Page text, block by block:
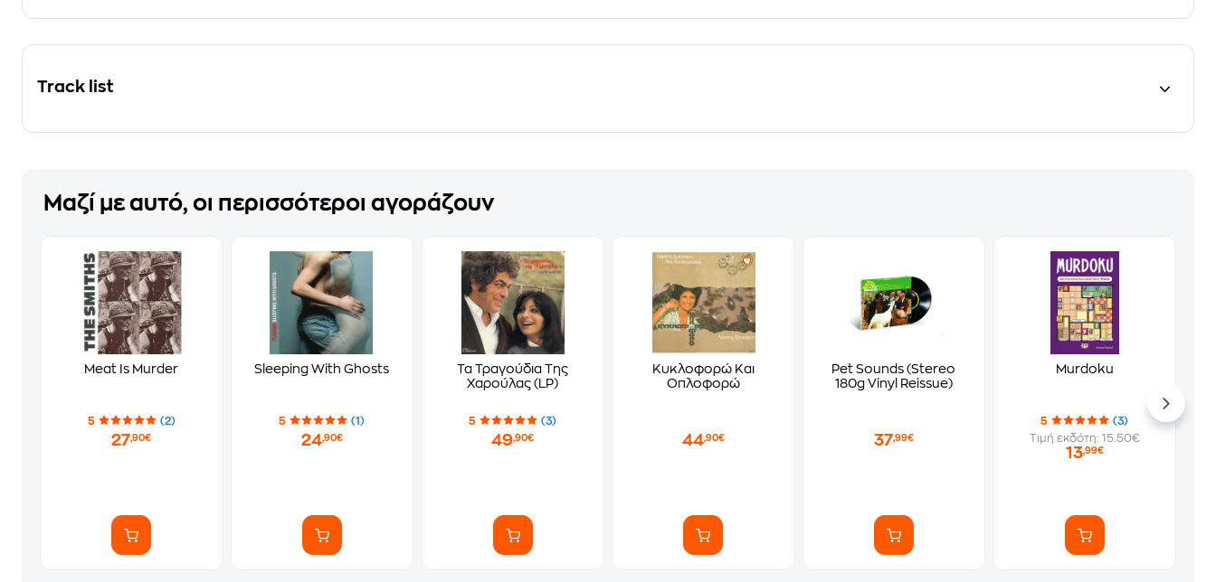
Track list
Μαζί με αυτό, οι περισσότεροι αγοράζουν
Meat Is Murder
5 (2)
27,90€
Sleeping With Ghosts
5 (1)
24,90€
Τα Τραγούδια Της
Χαρούλας (LP)
5 (3)
49,90€
Κυκλοφορώ Και
Οπλοφορώ
44,90€
Pet Sounds (Stereo
180g Vinyl Reissue)
37,99€
Murdoku
5
(3)
Τιμή εκδότη: 15.50€
13,99€